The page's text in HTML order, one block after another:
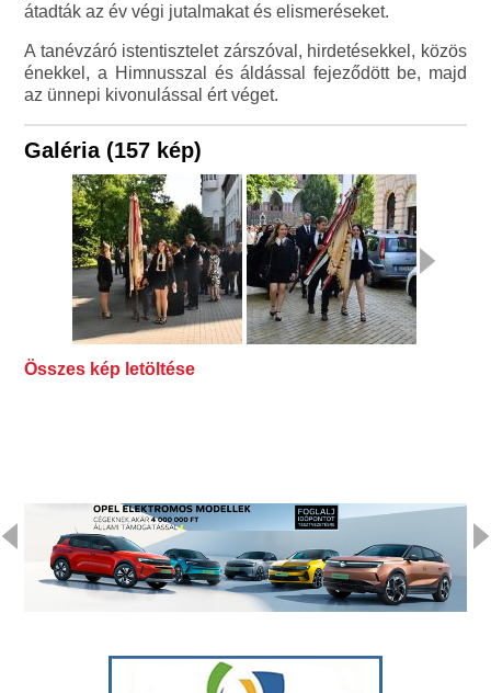
átadták az év végi jutalmakat és elismeréseket.
A tanévzáró istentisztelet zárszóval, hirdetésekkel, közös
énekkel, a Himnusszal és áldással fejeződött be, majd
az ünnepi kivonulással ért véget.
Galéria (157 kép)
Összes kép letöltése